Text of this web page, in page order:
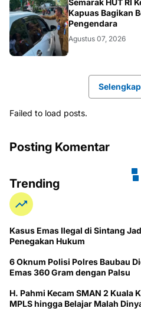
DAERAH
Kapuas Bagikan
Pengendara
Agustus 07, 2026
Failed to load posts.
Posting Komentar
Trending
Kasus Emas Ilegal di Sintang
Penegakan Hukum
6 Oknum Polisi Polres Baubau
Emas 360 Gram dengan Palsu
H. Pahmi Kecam SMAN 2 Kuala
MPLS hingga Belajar Malah